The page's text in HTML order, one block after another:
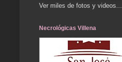
Ver miles de fotos y videos...
Necrológicas Villena